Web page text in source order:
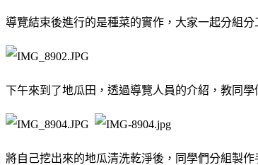
導覽結束後進行的是種菜的實作，大家一起分組
下午來到了地瓜田，透過導覽人員的介紹，教同
將自己挖出來的地瓜清洗乾淨後，同學們分組製